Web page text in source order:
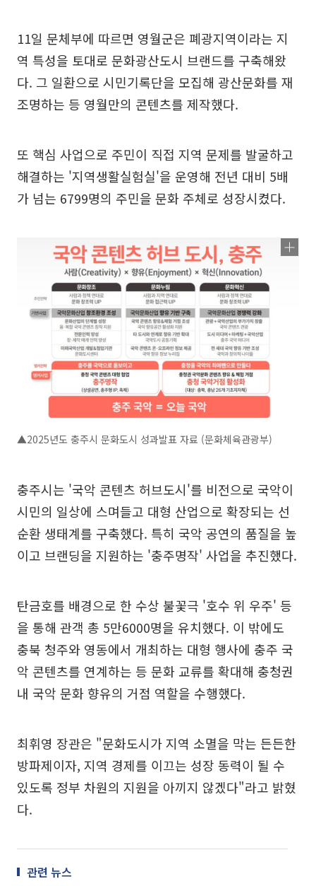
11일 문체부에 따르면 영월군은 폐광지역이라는 지
역 특성을 토대로 문화광산도시 브랜드를 구축해왔
다. 그 일환으로 시민기록단을 모집해 광산문화를 재
조명하는 등 영월만의 콘텐츠를 제작했다.
또 핵심 사업으로 주민이 직접 지역 문제를 발굴하고
해결하는 '지역생활실험실'을 운영해 전년 대비 5배
가 넘는 6799명의 주민을 문화 주체로 성장시켰다.
▲2025년도 충주시 문화도시 성과발표 자료 (문화체육관광부)
충주시는 '국악 콘텐츠 허브도시'를 비전으로 국악이
시민의 일상에 스며들고 대형 산업으로 확장되는 선
순환 생태계를 구축했다. 특히 국악 공연의 품질을 높
이고 브랜딩을 지원하는 '충주명작' 사업을 추진했다.
탄금호를 배경으로 한 수상 불꽃극 '호수 위 우주' 등
을 통해 관객 총 5만6000명을 유치했다. 이 밖에도
충북 청주와 영동에서 개최하는 대형 행사에 충주 국
악 콘텐츠를 연계하는 등 문화 교류를 확대해 충청권
내 국악 문화 향유의 거점 역할을 수행했다.
최휘영 장관은 "문화도시가 지역 소멸을 막는 든든한
방파제이자, 지역 경제를 이끄는 성장 동력이 될 수
있도록 정부 차원의 지원을 아끼지 않겠다"라고 밝혔
다.
관련 뉴스